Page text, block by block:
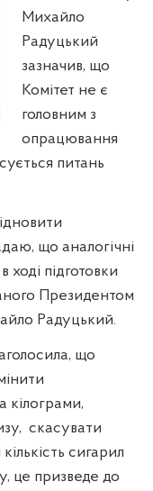
Михайло
Радуцький
зазначив, що
Комітет не є
головним з
опрацювання
питань
що аналогічні
ході підготовки
Президентом
Радуцький.
що
кілограми,
скасувати
сигарил
це призведе до